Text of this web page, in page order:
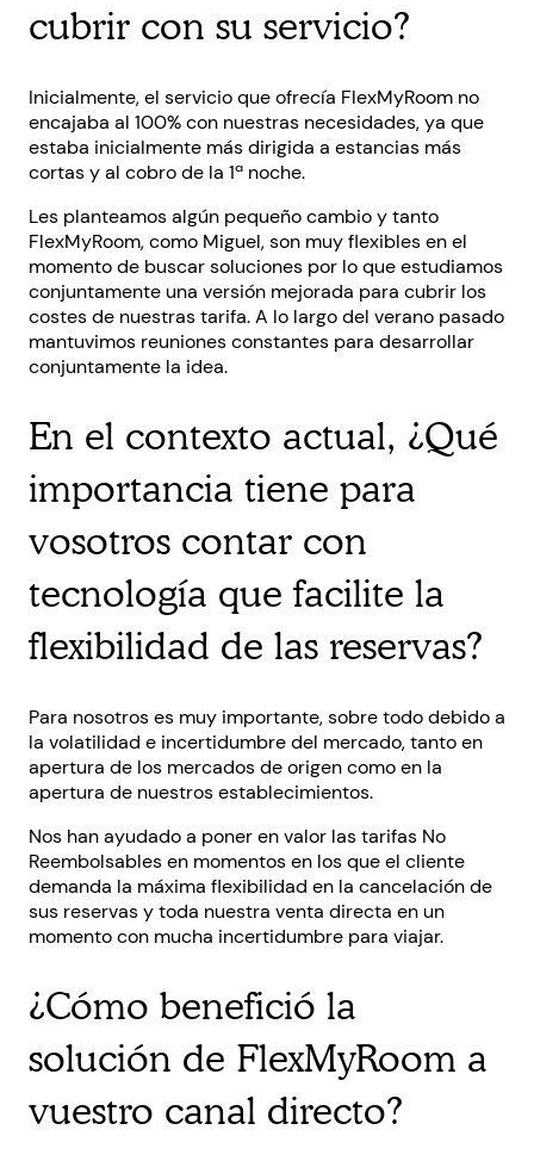
cubrir con su servicio?
Inicialmente, el servicio que ofrecía FlexMyRoom no
encajaba al 100% con nuestras necesidades, ya que
estaba inicialmente más dirigida a estancias más
cortas y al cobro de la 1ª noche.
Les planteamos algún pequeño cambio y tanto
FlexMyRoom, como Miguel, son muy flexibles en el
momento de buscar soluciones por lo que estudiamos
conjuntamente una versión mejorada para cubrir los
costes de nuestras tarifa. A lo largo del verano pasado
mantuvimos reuniones constantes para desarrollar
conjuntamente la idea.
En el contexto actual, ¿Qué
importancia tiene para
vosotros contar con
tecnología que facilite la
flexibilidad de las reservas?
Para nosotros es muy importante, sobre todo debido a
la volatilidad e incertidumbre del mercado, tanto en
apertura de los mercados de origen como en la
apertura de nuestros establecimientos.
Nos han ayudado a poner en valor las tarifas No
Reembolsables en momentos en los que el cliente
demanda la máxima flexibilidad en la cancelación de
sus reservas y toda nuestra venta directa en un
momento con mucha incertidumbre para viajar.
¿Cómo benefició la
solución de FlexMyRoom a
vuestro canal directo?